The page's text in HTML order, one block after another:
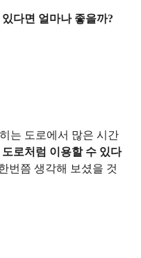
다면 얼마나 좋을까?
는 도로에서 많은 시간
로처럼 이용할 수 있다
번쯤 생각해 보셨을 것